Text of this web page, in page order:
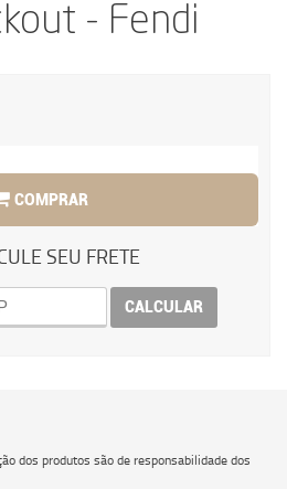
- Fendi
COMPRAR
SEU FRETE
CALCULAR
dos produtos são de responsabilidade dos